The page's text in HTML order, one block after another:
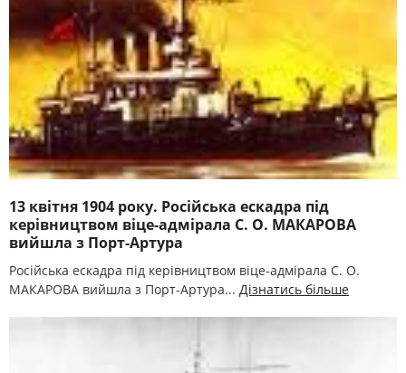
13 квітня 1904 року. Російська ескадра під
керівництвом віце-адмірала С. О. МАКАРОВА
вийшла з Порт-Артура
Російська ескадра під керівництвом віце-адмірала С. О.
МАКАРОВА вийшла з Порт-Артура... Дізнатись більше